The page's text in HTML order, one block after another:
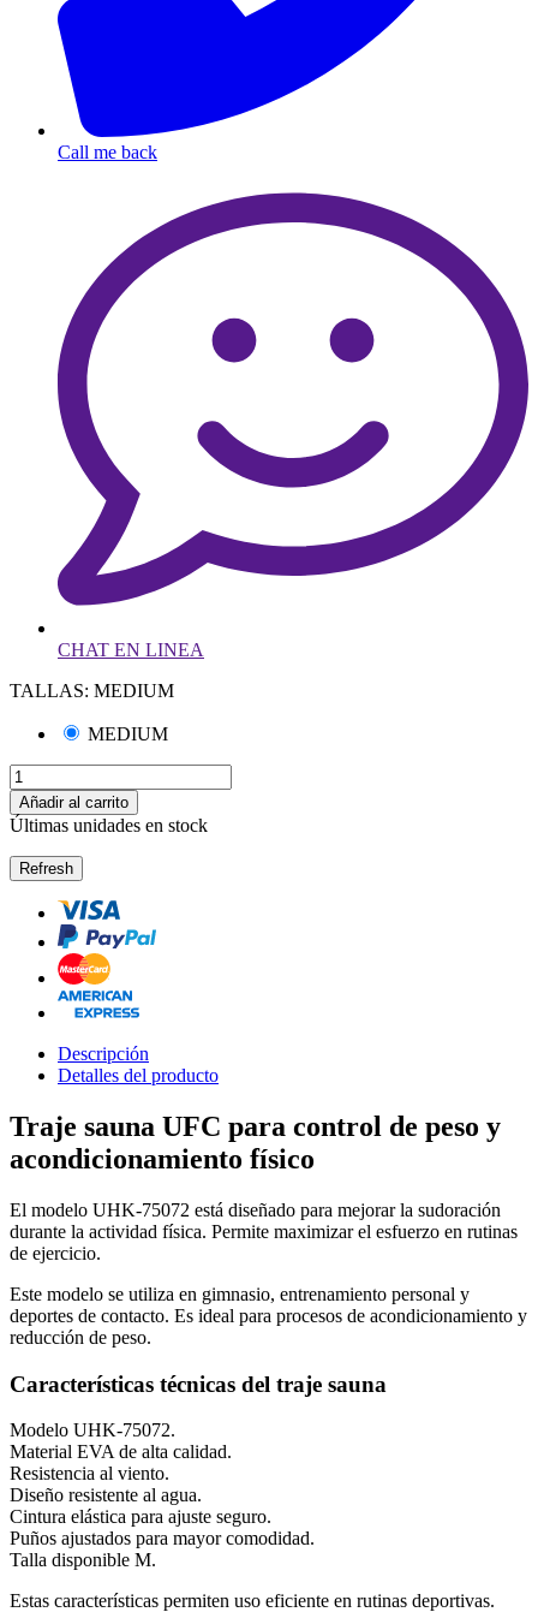
Call me back
CHAT EN LINEA
TALLAS: MEDIUM
MEDIUM
Añadir al carrito
Últimas unidades en stock
Descripción
Detalles del producto
Traje sauna UFC para control de peso y
acondicionamiento físico
El modelo UHK-75072 está diseñado para mejorar la sudoración
durante la actividad física. Permite maximizar el esfuerzo en rutinas
de ejercicio.
Este modelo se utiliza en gimnasio, entrenamiento personal y
deportes de contacto. Es ideal para procesos de acondicionamiento y
reducción de peso.
Características técnicas del traje sauna
Modelo UHK-75072.
Material EVA de alta calidad.
Resistencia al viento.
Diseño resistente al agua.
Cintura elástica para ajuste seguro.
Puños ajustados para mayor comodidad.
Talla disponible M.
Estas características permiten uso eficiente en rutinas deportivas.